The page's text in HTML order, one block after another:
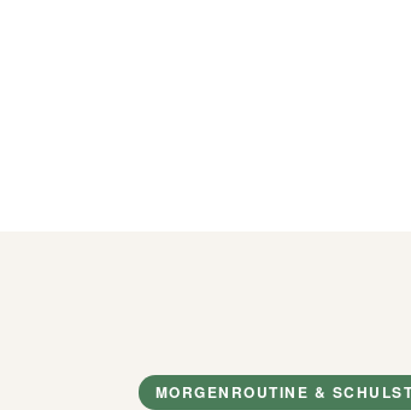
MORGENROUTINE &